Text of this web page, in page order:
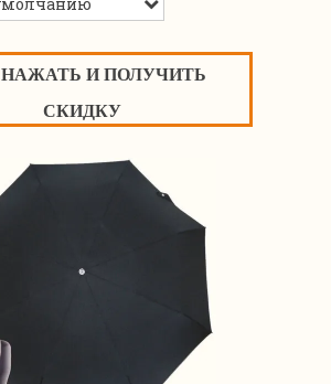
НАЖАТЬ И ПОЛУЧИТЬ
СКИДКУ